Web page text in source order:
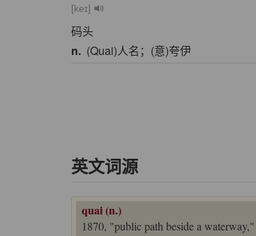
[keɪ]
码头
n. (Quai)人名；(意)夸伊
英文词源
quai (n.)
1870, "public path beside a